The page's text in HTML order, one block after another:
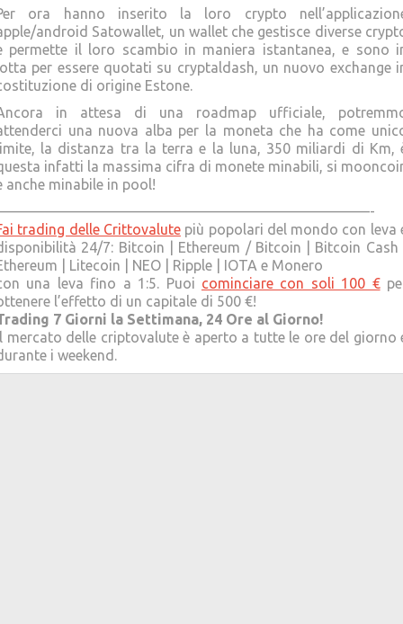
ora hanno inserito la loro crypto
android Satowallet, un wallet che gestisce diverse
permette il loro scambio in maniera istantanea, e sono
per essere quotati su cryptaldash, un nuovo exchange
di origine Estone.
in attesa di una roadmap ufficiale,
una nuova alba per la moneta che ha come
la distanza tra la terra e la luna, 350 miliardi di Km,
infatti la massima cifra di monete minabili, si
anche minabile in pool!
trading delle Crittovalutepiù popolari del mondo con leva
24/7: Bitcoin | Ethereum / Bitcoin | Bitcoin Cash
| Litecoin | NEO | Ripple | IOTA e Monero
una leva fino a 1:5. Puoi cominciare con soli 100 €
l’effetto di un capitale di 500 €!
7 Giorni la Settimana, 24 Ore al Giorno!
mercato delle criptovalute è aperto a tutte le ore del giorno
i weekend.